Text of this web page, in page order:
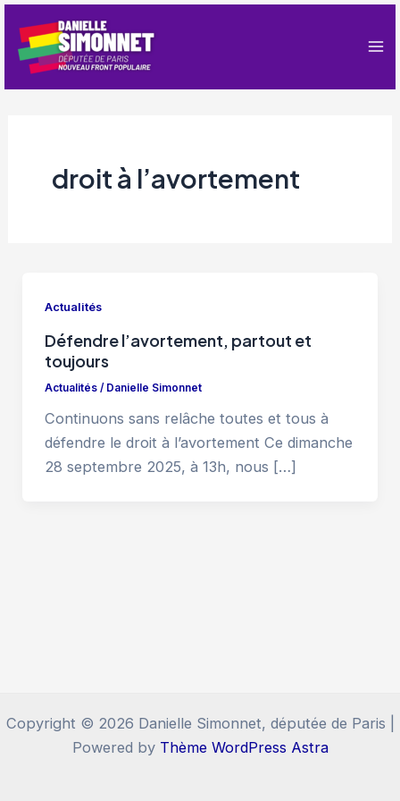
contenu
droit à l’avortement
Actualités
Défendre l’avortement, partout et
toujours
Actualités/ Danielle Simonnet
Continuons sans relâche toutes et tous à
défendre le droit à l’avortement Ce dimanche
28 septembre 2025, à 13h, nous […]
Copyright © 2026 Danielle Simonnet, députée de Paris |
Powered by Thème WordPress Astra